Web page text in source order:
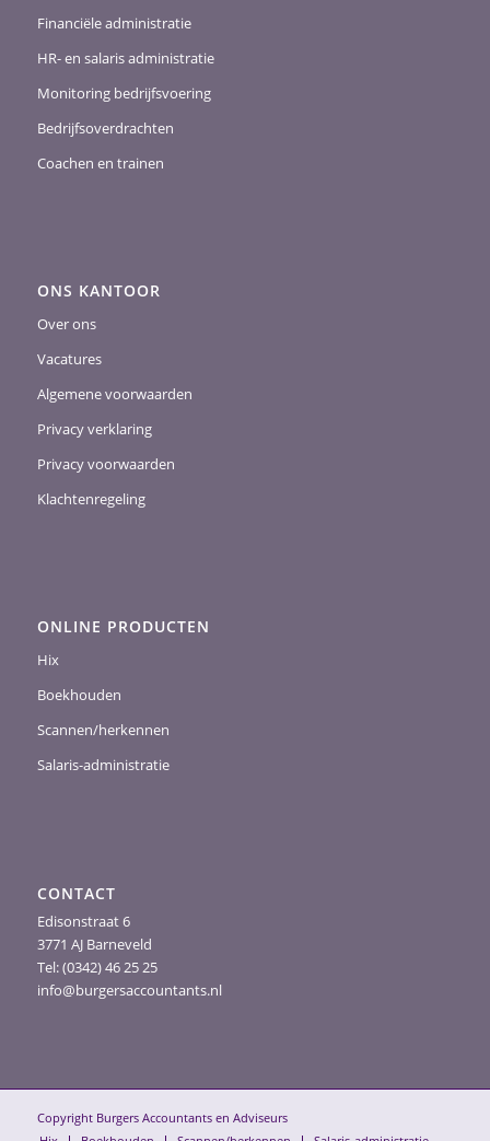
Financiële administratie
HR- en salaris administratie
Monitoring bedrijfsvoering
Bedrijfsoverdrachten
Coachen en trainen
ONS KANTOOR
Over ons
Vacatures
Algemene voorwaarden
Privacy verklaring
Privacy voorwaarden
Klachtenregeling
ONLINE PRODUCTEN
Hix
Boekhouden
Scannen/herkennen
Salaris-administratie
CONTACT
Edisonstraat 6
3771 AJ Barneveld
Tel: (0342) 46 25 25
info@burgersaccountants.nl
Copyright Burgers Accountants en Adviseurs